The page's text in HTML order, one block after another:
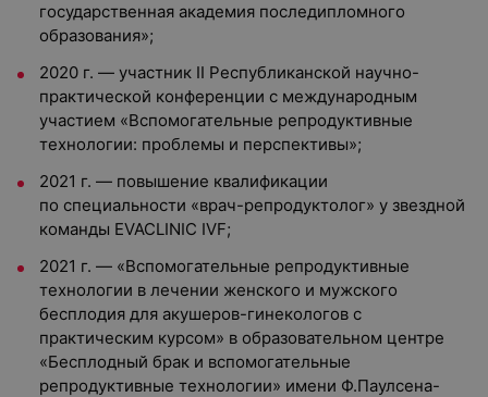
государственная академия последипломного
образования»;
2020 г. — участник II Республиканской научно-
практической конференции с международным
участием «Вспомогательные репродуктивные
технологии: проблемы и перспективы»;
2021 г. — повышение квалификации
по специальности «врач-репродуктолог» у звездной
команды EVACLINIC IVF;
2021 г. — «Вспомогательные репродуктивные
технологии в лечении женского и мужского
бесплодия для акушеров-гинекологов с
практическим курсом» в образовательном центре
«Бесплодный брак и вспомогательные
репродуктивные технологии» имени Ф.Паулсена-